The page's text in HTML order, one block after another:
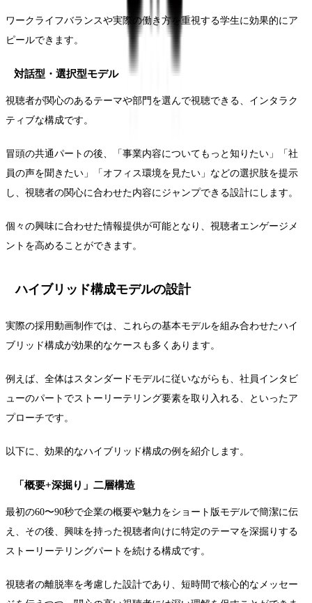
ワークライフバランスや実際の働き方を重視する学生に効果的にア
ピールできます。
対話型・選択型モデル
視聴者が関心のあるテーマや部門を選んで視聴できる、インタラク
ティブな構成です。
冒頭の共通パートの後、「事業内容についてもっと知りたい」「社
員の声を聞きたい」「オフィス環境を見たい」などの選択肢を提示
し、視聴者の関心に合わせた内容にジャンプできる設計にします。
個々の興味に合わせた情報提供が可能となり、視聴者エンゲージメ
ントを高めることができます。
ハイブリッド構成モデルの設計
実際の採用動画制作では、これらの基本モデルを組み合わせたハイ
ブリッド構成が効果的なケースも多くあります。
例えば、全体はスタンダードモデルに従いながらも、社員インタビ
ューのパートでストーリーテリング要素を取り入れる、といったア
プローチです。
以下に、効果的なハイブリッド構成の例を紹介します。
「概要+深掘り」二層構造
最初の60〜90秒で企業の概要や魅力をショート版モデルで簡潔に伝
え、その後、興味を持った視聴者向けに特定のテーマを深掘りする
ストーリーテリングパートを続ける構成です。
視聴者の離脱率を考慮した設計であり、短時間で核心的なメッセー